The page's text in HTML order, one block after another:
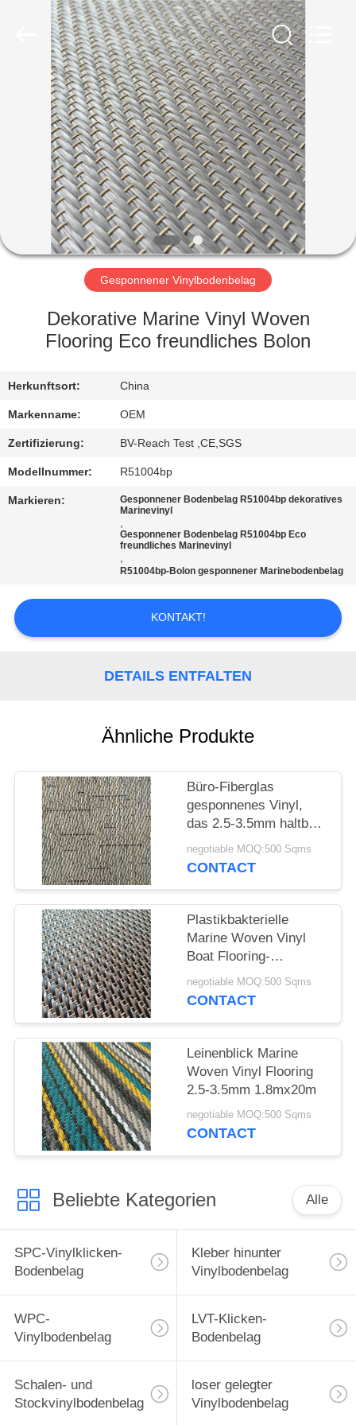
HAUS
PRODUKTE
ÜBER
FABRIK-
AUSFLUG
QUALITÄTSKONTROLLE
TRETEN
SIE
MIT
UNS
IN
VERBINDUNG
SIE
EIN
ZITAT
POLICY
Gesponnener Vinylbodenbelag
Dekorative Marine Vinyl Woven
Flooring Eco freundliches Bolon
Herkunftsort: China
Markenname: OEM
Zertifizierung: BV-Reach Test ,CE,SGS
Modellnummer: R51004bp
Markieren:
Gesponnener Bodenbelag R51004bp dekoratives
Marinevinyl
,
Gesponnener Bodenbelag R51004bp Eco
freundliches Marinevinyl
,
R51004bp-Bolon gesponnener Marinebodenbelag
KONTAKT!
DETAILS ENTFALTEN
Ähnliche Produkte
Büro-Fiberglas
gesponnenes Vinyl,
das 2.5-3.5mm haltbar
ausbreitet
negotiable MOQ:500 Sqms
CONTACT
Plastikbakterielle
Marine Woven Vinyl
Boat Flooring-
Antifeuerfestigkeit
negotiable MOQ:500 Sqms
CONTACT
Leinenblick Marine
Woven Vinyl Flooring
2.5-3.5mm 1.8mx20m
negotiable MOQ:500 Sqms
CONTACT
Beliebte Kategorien Alle
SPC-Vinylklicken-
Bodenbelag
Kleber hinunter
Vinylbodenbelag
WPC-
Vinylbodenbelag
LVT-Klicken-
Bodenbelag
Schalen- und
Stockvinylbodenbelag
loser gelegter
Vinylbodenbelag